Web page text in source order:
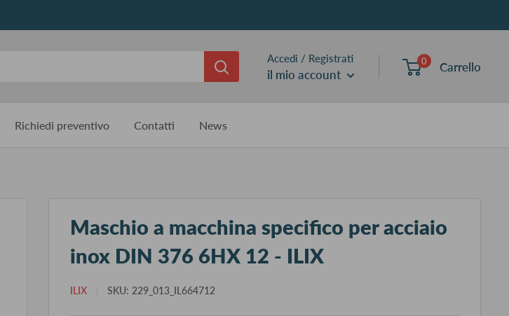
Accedi / Registrati
il mio account
0 Carrello
Richiedi preventivo Contatti News
Maschio a macchina specifico per acciaio
inox DIN 376 6HX 12 - ILIX
ILIX SKU: 229_013_IL664712